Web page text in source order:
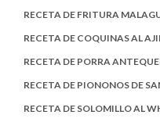
RECETA DE FRITURA
RECETA DE COQUINAS AL
RECETA DE PORRA
RECETA DE PIONONOS DE
RECETA DE SOLOMILLO AL